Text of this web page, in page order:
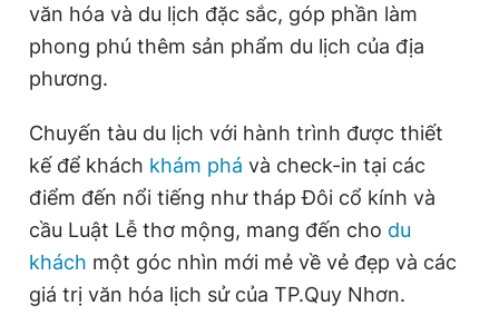
văn hóa và du lịch đặc sắc, góp phần làm
phong phú thêm sản phẩm du lịch của địa
phương.
Chuyến tàu du lịch với hành trình được thiết
kế để khách khám phá và check-in tại các
điểm đến nổi tiếng như tháp Đôi cổ kính và
cầu Luật Lễ thơ mộng, mang đến cho du
khách một góc nhìn mới mẻ về vẻ đẹp và các
giá trị văn hóa lịch sử của TP.Quy Nhơn.